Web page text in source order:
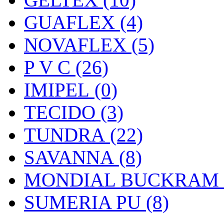
GUAFLEX (4)
NOVAFLEX (5)
P V C (26)
IMIPEL (0)
TECIDO (3)
TUNDRA (22)
SAVANNA (8)
MONDIAL BUCKRAM
SUMERIA PU (8)